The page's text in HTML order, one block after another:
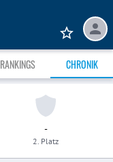
RANKINGS CHRONIK
-
2. Platz